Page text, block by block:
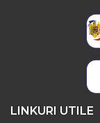
LINKURI UTILE